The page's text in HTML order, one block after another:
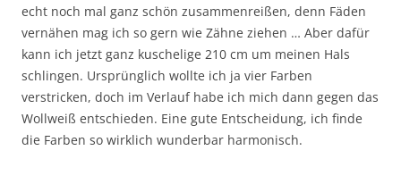
echt noch mal ganz schön zusammenreißen, denn Fäden
vernähen mag ich so gern wie Zähne ziehen … Aber dafür
kann ich jetzt ganz kuschelige 210 cm um meinen Hals
schlingen. Ursprünglich wollte ich ja vier Farben
verstricken, doch im Verlauf habe ich mich dann gegen das
Wollweiß entschieden. Eine gute Entscheidung, ich finde
die Farben so wirklich wunderbar harmonisch.